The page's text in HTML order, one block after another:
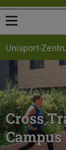
Menü öffnen
Unisport-
Cross